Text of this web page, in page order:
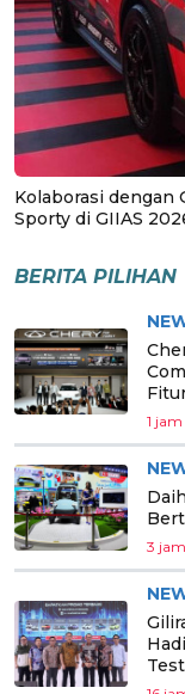
Kolaborasi dengan
Sporty di GIIAS
BERITA PILIHAN
1 jam
3 jam